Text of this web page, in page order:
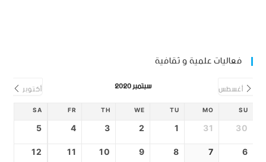
فعاليات علمية و ثقافية
أغسطس سبتمبر 2020 أكتوبر
SU
MO
TU
WE
TH
FR
SA
30
31
1
2
3
4
5
6
7
8
9
10
11
12